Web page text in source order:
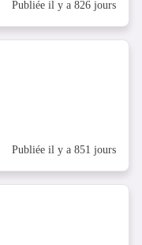
Publiée il y a 826 jours
Publiée il y a 851 jours